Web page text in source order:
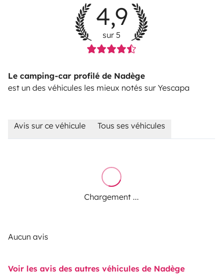
4,9
sur 5
Le camping-car profilé de Nadège
est un des véhicules les mieux notés sur Yescapa
Avis sur ce véhicule Tous ses véhicules
Chargement ...
Aucun avis
Voir les avis des autres véhicules de Nadège